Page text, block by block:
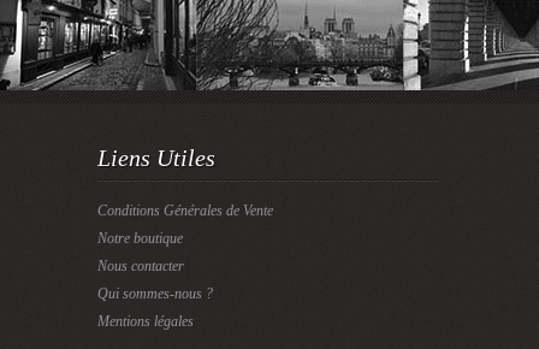
Liens Utiles
Conditions Générales de Vente
Notre boutique
Nous contacter
Qui sommes-nous ?
Mentions légales